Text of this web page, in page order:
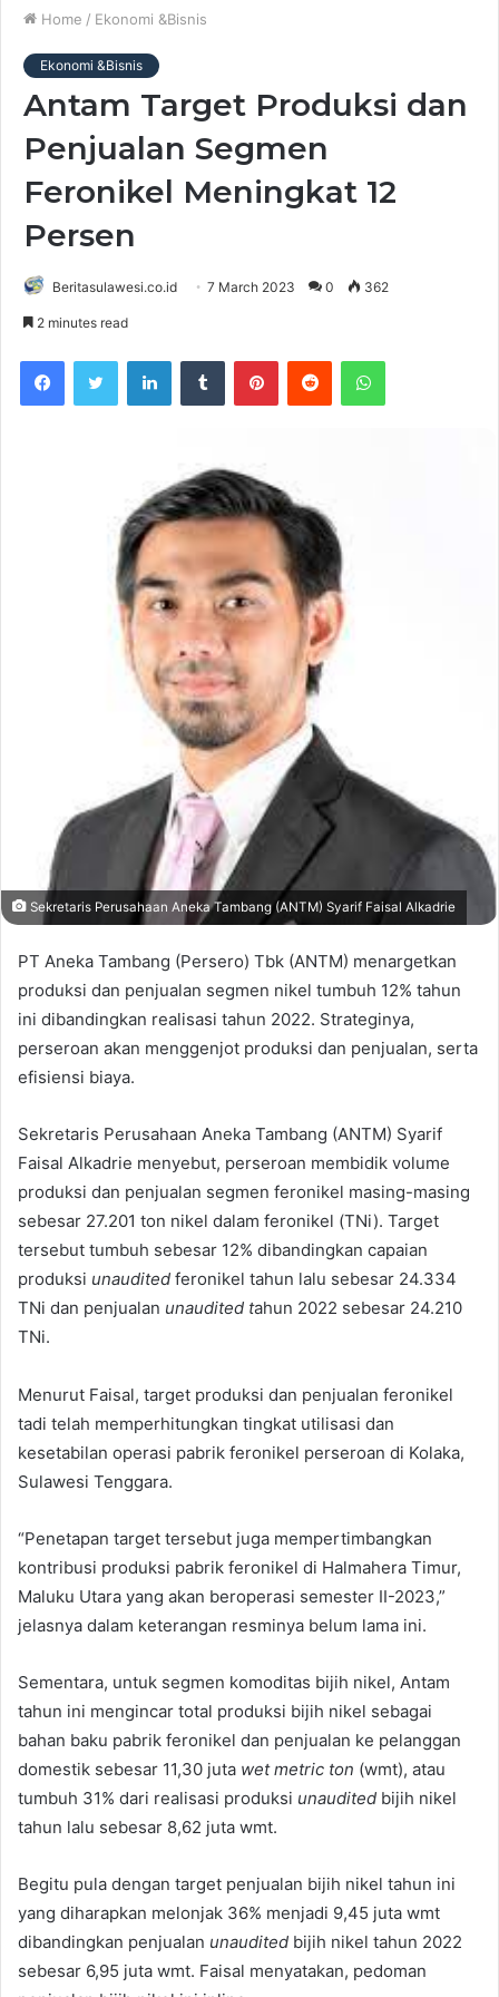
Home / Ekonomi &Bisnis
Ekonomi &Bisnis
Antam Target Produksi dan
Penjualan Segmen
Feronikel Meningkat 12
Persen
Beritasulawesi.co.id 7 March 2023 0 362
2 minutes read
Sekretaris Perusahaan Aneka Tambang (ANTM) Syarif Faisal Alkadrie
PT Aneka Tambang (Persero) Tbk (ANTM) menargetkan
produksi dan penjualan segmen nikel tumbuh 12% tahun
ini dibandingkan realisasi tahun 2022. Strateginya,
perseroan akan menggenjot produksi dan penjualan, serta
efisiensi biaya.
Sekretaris Perusahaan Aneka Tambang (ANTM) Syarif
Faisal Alkadrie menyebut, perseroan membidik volume
produksi dan penjualan segmen feronikel masing-masing
sebesar 27.201 ton nikel dalam feronikel (TNi). Target
tersebut tumbuh sebesar 12% dibandingkan capaian
produksi unaudited feronikel tahun lalu sebesar 24.334
TNi dan penjualan unaudited tahun 2022 sebesar 24.210
TNi.
Menurut Faisal, target produksi dan penjualan feronikel
tadi telah memperhitungkan tingkat utilisasi dan
kesetabilan operasi pabrik feronikel perseroan di Kolaka,
Sulawesi Tenggara.
“Penetapan target tersebut juga mempertimbangkan
kontribusi produksi pabrik feronikel di Halmahera Timur,
Maluku Utara yang akan beroperasi semester II-2023,”
jelasnya dalam keterangan resminya belum lama ini.
Sementara, untuk segmen komoditas bijih nikel, Antam
tahun ini mengincar total produksi bijih nikel sebagai
bahan baku pabrik feronikel dan penjualan ke pelanggan
domestik sebesar 11,30 juta wet metric ton (wmt), atau
tumbuh 31% dari realisasi produksi unaudited bijih nikel
tahun lalu sebesar 8,62 juta wmt.
Begitu pula dengan target penjualan bijih nikel tahun ini
yang diharapkan melonjak 36% menjadi 9,45 juta wmt
dibandingkan penjualan unaudited bijih nikel tahun 2022
sebesar 6,95 juta wmt. Faisal menyatakan, pedoman